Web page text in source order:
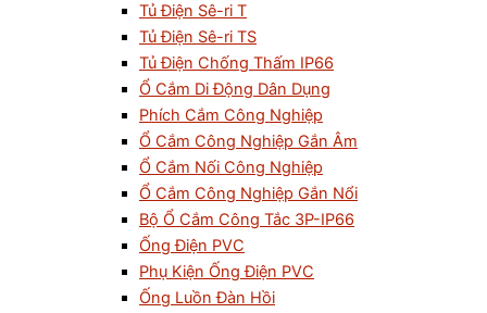
Tủ Điện Sê-ri T
Tủ Điện Sê-ri TS
Tủ Điện Chống Thấm IP66
Ổ Cắm Di Động Dân Dụng
Phích Cắm Công Nghiệp
Ổ Cắm Công Nghiệp Gắn Âm
Ổ Cắm Nối Công Nghiệp
Ổ Cắm Công Nghiệp Gắn Nổi
Bộ Ổ Cắm Công Tắc 3P-IP66
Ống Điện PVC
Phụ Kiện Ống Điện PVC
Ống Luồn Đàn Hồi